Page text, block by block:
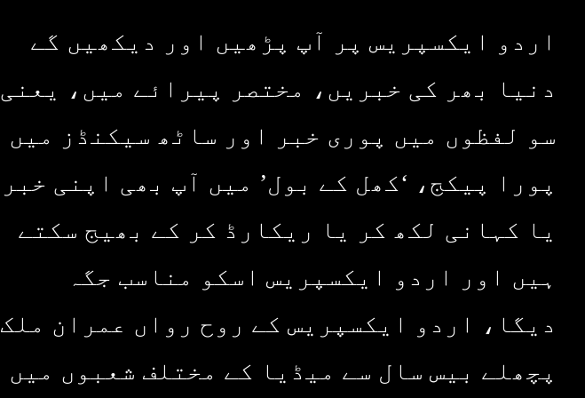
اردو ایکسپریس پر آپ پڑھیں اور دیکھیں گے
دنیا بھر کی خبریں، مختصر پیرائے میں، یعنی
سو لفظوں میں پوری خبر اور ساٹھ سیکنڈز میں
پورا پیکج، ‘کھل کے بول’ میں آپ بھی اپنی خبر
یا کہانی لکھ کر یا ریکارڈ کر کے بھیج سکتے
ہیں اور اردو ایکسپریس اسکو مناسب جگہ
دیگا، اردو ایکسپریس کے روح رواں عمران ملک
پچھلے بیس سال سے میڈیا کے مختلف شعبوں میں